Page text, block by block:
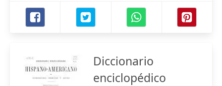
Diccionario
enciclopédico